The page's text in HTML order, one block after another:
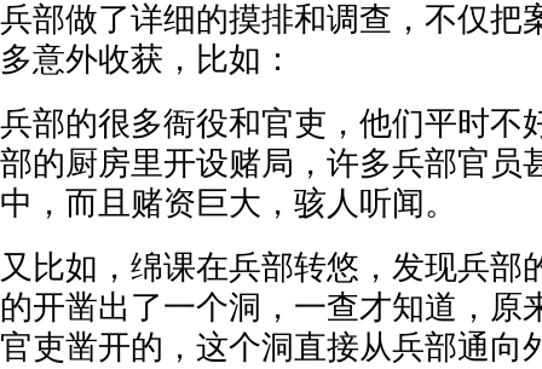
兵部做了详细的摸排和调查，不仅把
多意外收获，比如：
兵部的很多衙役和官吏，他们平时不
部的厨房里开设赌局，许多兵部官员
中，而且赌资巨大，骇人听闻。
又比如，绵课在兵部转悠，发现兵部
的开凿出了一个洞，一查才知道，原
官吏凿开的，这个洞直接从兵部通向